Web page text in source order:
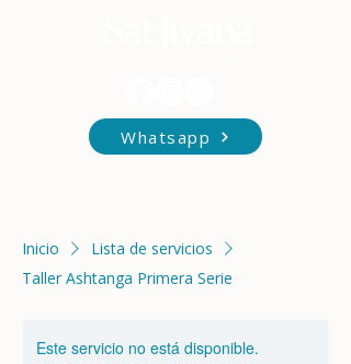
Whatsapp
Inicio
Lista de servicios
Taller Ashtanga Primera Serie
Este servicio no está disponible.